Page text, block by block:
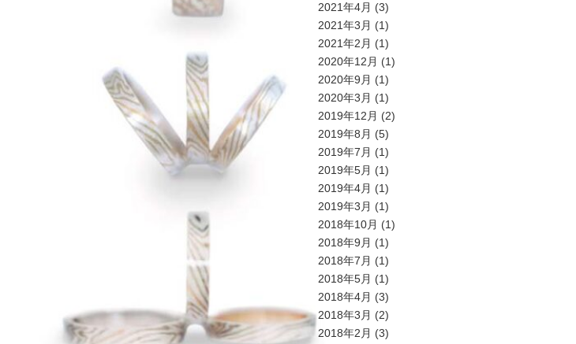
2021年4月 (3)
2021年3月 (1)
2021年2月 (1)
2020年12月 (1)
2020年9月 (1)
2020年3月 (1)
2019年12月 (2)
2019年8月 (5)
2019年7月 (1)
2019年5月 (1)
2019年4月 (1)
2019年3月 (1)
2018年10月 (1)
2018年9月 (1)
2018年7月 (1)
2018年5月 (1)
2018年4月 (3)
2018年3月 (2)
2018年2月 (3)